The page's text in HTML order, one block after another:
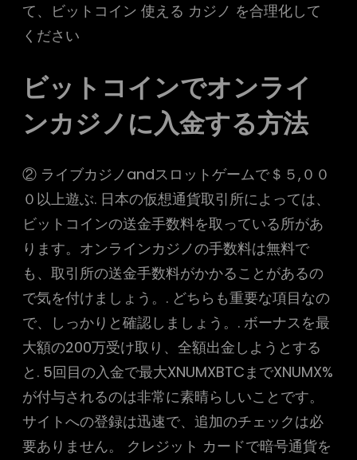
ビットコインでオンライ
ンカジノに入金する方法
② ライブカジノandスロットゲームで＄５,００
０以上遊ぶ. 日本の仮想通貨取引所によっては、
ビットコインの送金手数料を取っている所があ
ります。オンラインカジノの手数料は無料で
も、取引所の送金手数料がかかることがあるの
で気を付けましょう。. どちらも重要な項目なの
で、しっかりと確認しましょう。. ボーナスを最
大額の200万受け取り、全額出金しようとする
と. 5回目の入金で最大XNUMXBTCまでXNUMX%
が付与されるのは非常に素晴らしいことです。
サイトへの登録は迅速で、追加のチェックは必
要ありません。 クレジット カードで暗号通貨を